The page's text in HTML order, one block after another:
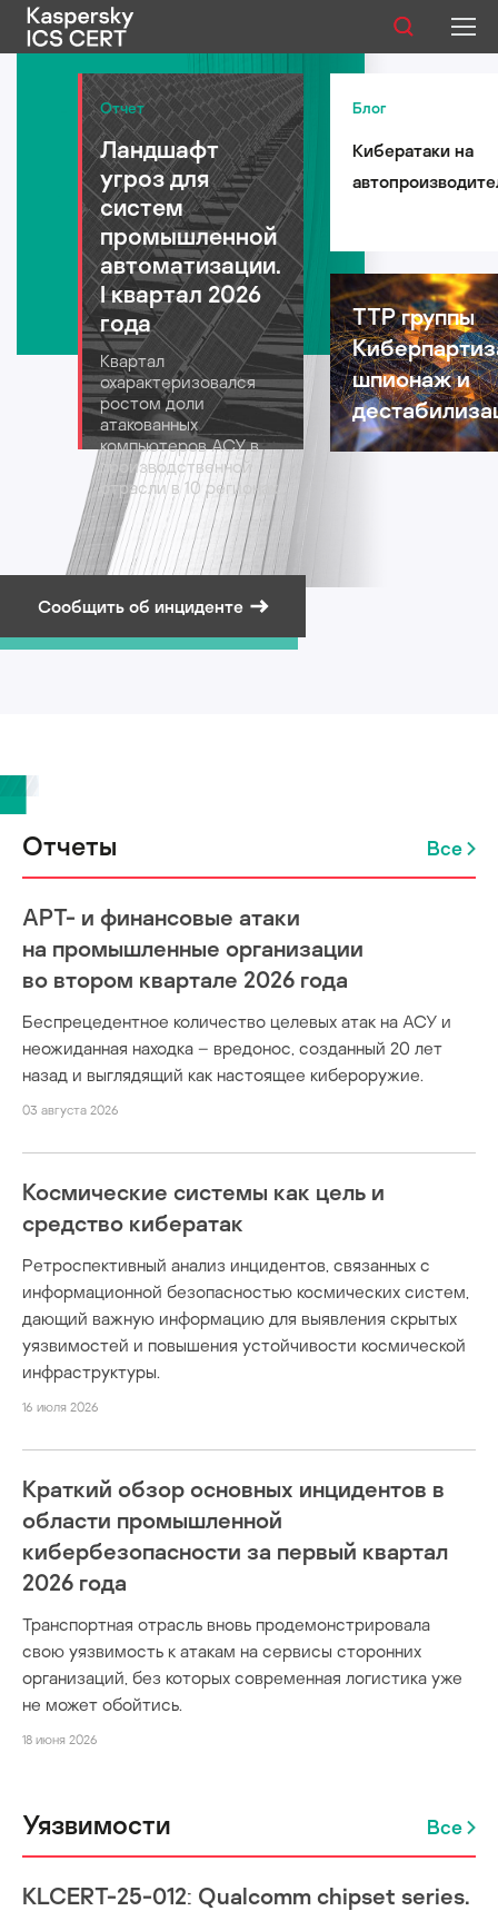
Публикации
Услуги
Уязвимости
Статистика
Русский
Отчет
Ландшафт
угроз для
систем
промышленной
автоматизации.
I квартал 2026
года
Квартал
охарактеризовался
ростом доли
атакованных
компьютеров АСУ в
производственной
отрасли в 10 регионах
Блог
Кибератаки на
компании: риски
автомобильной
индустрии в 2026
году
TTP группы
шпионаж и
Сообщить об инциденте
Подписаться на рассылку
Отчеты Все
APT- и финансовые атаки
на промышленные организации
во втором квартале 2026 года
Беспрецедентное количество целевых атак на АСУ и
неожиданная находка – вредонос, созданный 20 лет
назад и выглядящий как настоящее кибероружие.
03 августа 2026
Космические системы как цель и
средство кибератак
Ретроспективный анализ инцидентов, связанных с
информационной безопасностью космических систем,
дающий важную информацию для выявления скрытых
уязвимостей и повышения устойчивости космической
инфраструктуры.
16 июля 2026
Краткий обзор основных инцидентов в
области промышленной
кибербезопасности за первый квартал
2026 года
Транспортная отрасль вновь продемонстрировала
свою уязвимость к атакам на сервисы сторонних
организаций, без которых современная логистика уже
не может обойтись.
18 июня 2026
Уязвимости Все
KLCERT-25-012: Qualcomm chipset series.